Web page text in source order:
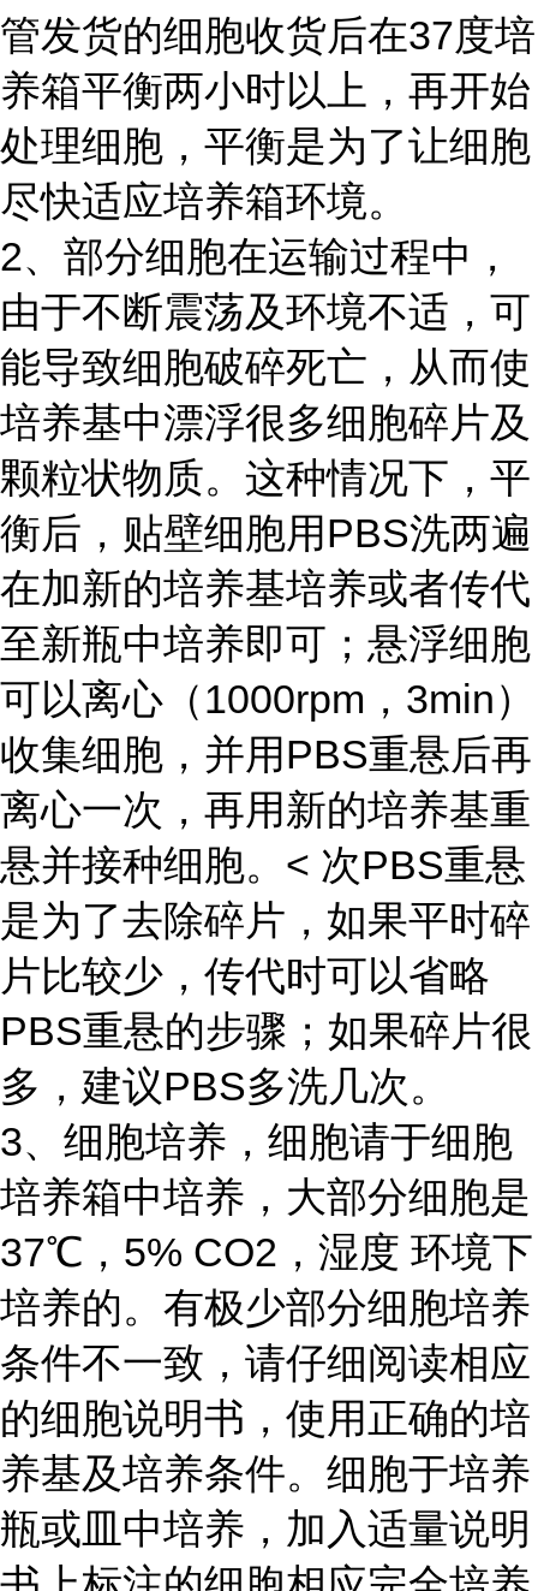
管发货的细胞收货后在37度培
养箱平衡两小时以上，再开始
处理细胞，平衡是为了让细胞
尽快适应培养箱环境。
2、部分细胞在运输过程中，
由于不断震荡及环境不适，可
能导致细胞破碎死亡，从而使
培养基中漂浮很多细胞碎片及
颗粒状物质。这种情况下，平
衡后，贴壁细胞用PBS洗两遍
在加新的培养基培养或者传代
至新瓶中培养即可；悬浮细胞
可以离心（1000rpm，3min）
收集细胞，并用PBS重悬后再
离心一次，再用新的培养基重
悬并接种细胞。< 次PBS重悬
是为了去除碎片，如果平时碎
片比较少，传代时可以省略
PBS重悬的步骤；如果碎片很
多，建议PBS多洗几次。
3、细胞培养，细胞请于细胞
培养箱中培养，大部分细胞是
37℃，5% CO2，湿度 环境下
培养的。有极少部分细胞培养
条件不一致，请仔细阅读相应
的细胞说明书，使用正确的培
养基及培养条件。细胞于培养
瓶或皿中培养，加入适量说明